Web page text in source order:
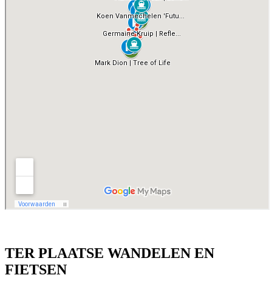
TER PLAATSE WANDELEN EN
FIETSEN